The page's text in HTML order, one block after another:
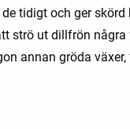
tidigt och ger skörd
strö ut dillfrön några
annan gröda